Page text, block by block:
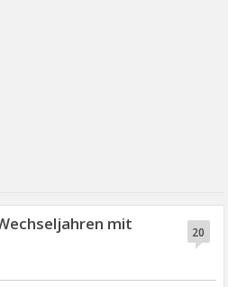
20
mit